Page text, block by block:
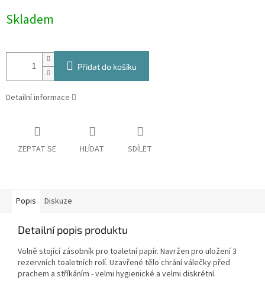
cena:
Skladem
Přidat do košíku
Detailní informace
ZEPTAT SE HLÍDAT SDÍLET
Popis Diskuze
Detailní popis produktu
Volně stojící zásobník pro toaletní papír. Navržen pro uložení 3
rezervních toaletních rolí. Uzavřené tělo chrání válečky před
prachem a stříkáním - velmi hygienické a velmi diskrétní.